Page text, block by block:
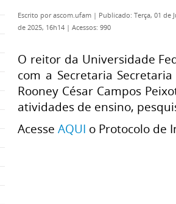
Escrito porascom.ufam | Publicado: Terça, 01 de
de 2025, 16h14 | Acessos: 990
O reitor da Universidade
com a Secretaria
Rooney César Campos
atividades de ensino,
Acesse AQUI o Protocolo de